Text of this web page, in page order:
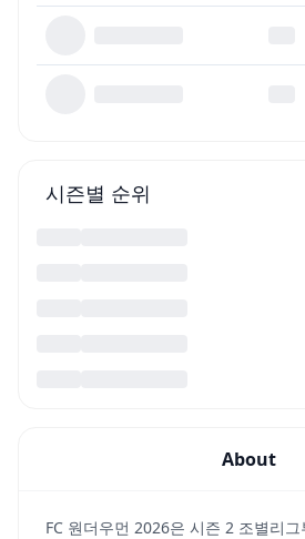
시즌별 순위
About
FC 원더우먼 2026은 시즌 2 조별리